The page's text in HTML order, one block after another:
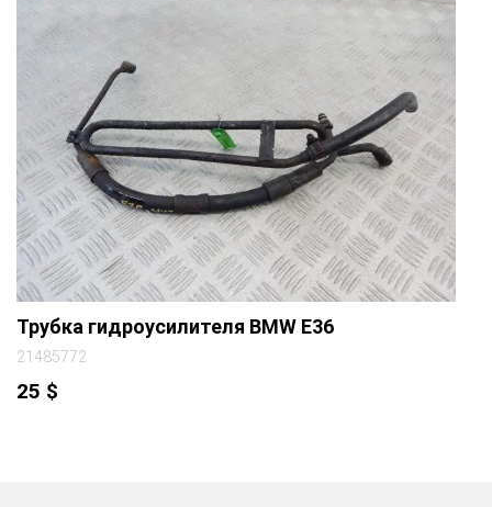
Трубка гидроусилителя BMW E36
21485772
25 $